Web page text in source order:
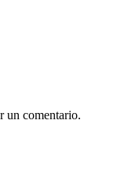
un comentario.